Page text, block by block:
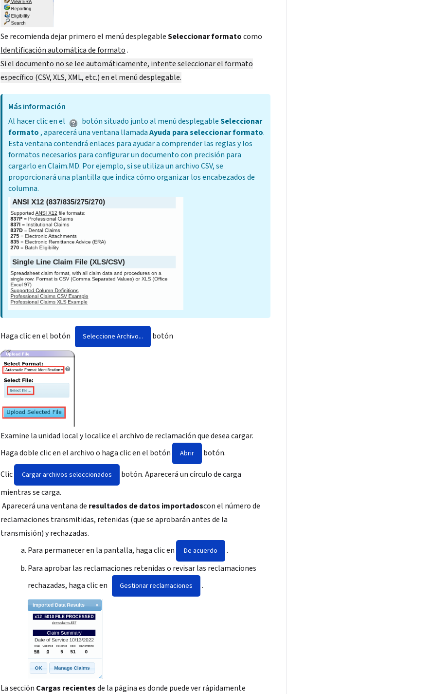
Se recomienda dejar primero el menú desplegableSeleccionar formatocomo
Identificación automática de formato.
Si el documento no se lee automáticamente, intente seleccionar el formato
específico (CSV, XLS, XML, etc.) en el menú desplegable.
Más información
Al hacer clic en el
botón situado junto al menú desplegableSeleccionar
formato , aparecerá una ventana llamadaAyuda para seleccionar formato.
Esta ventana contendrá enlaces para ayudar a comprender las reglas y los
formatos necesarios para configurar un documento con precisión para
cargarlo en Claim.MD. Por ejemplo, si se utiliza un archivo CSV, se
proporcionará una plantilla que indica cómo organizar los encabezados de
columna.
Haga clic en el botón Seleccione Archivo... botón
Examine la unidad local y localice el archivo de reclamación que desea cargar.
Haga doble clic en el archivo o haga clic en el botón
Abrir
botón.
Clic
Cargar archivos seleccionados
botón. Aparecerá un círculo de carga
mientras se carga.
Aparecerá una ventana de resultados de datos importadoscon el número de
reclamaciones transmitidas, retenidas (que se aprobarán antes de la
transmisión) y rechazadas.
Para permanecer en la pantalla, haga clic en
De acuerdo
.
Para aprobar las reclamaciones retenidas o revisar las reclamaciones
rechazadas, haga clic en
Gestionar reclamaciones .
La sección Cargas recientesde la página es donde puede ver rápidamente